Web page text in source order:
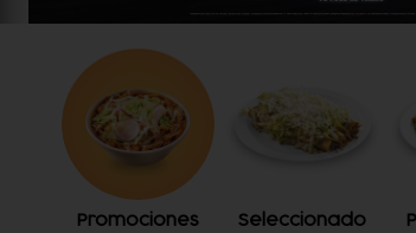
Promociones
Seleccionado